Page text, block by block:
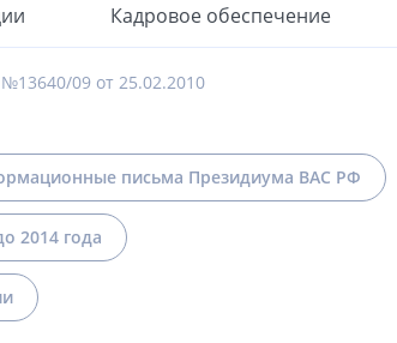
Кадровое обеспечение
09 от 25.02.2010
письма Президиума ВАС РФ
2014 года